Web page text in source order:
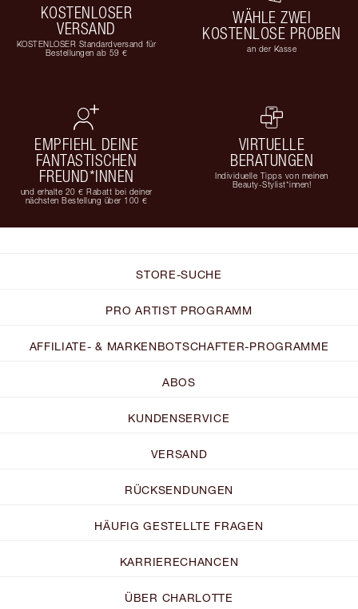
KOSTENLOSER
VERSAND
KOSTENLOSER Standardversand für
Bestellungen ab 59 €
WÄHLE ZWEI
KOSTENLOSE PROBEN
an der Kasse
EMPFIEHL DEINE
FANTASTISCHEN
FREUND*INNEN
und erhalte 20 € Rabatt bei deiner
nächsten Bestellung über 100 €
VIRTUELLE
BERATUNGEN
Individuelle Tipps von meinen
Beauty-Stylist*innen!
STORE-SUCHE
PRO ARTIST PROGRAMM
AFFILIATE- & MARKENBOTSCHAFTER-PROGRAMME
ABOS
KUNDENSERVICE
VERSAND
RÜCKSENDUNGEN
HÄUFIG GESTELLTE FRAGEN
KARRIERECHANCEN
ÜBER CHARLOTTE